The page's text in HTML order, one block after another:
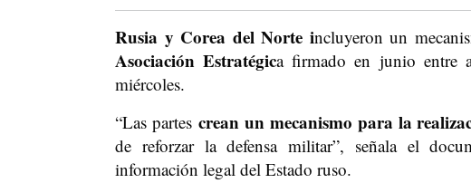
Rusia y Corea del Norte incluyeron un
Asociación Estratégica firmado en junio entre
miércoles.
“Las partes crean un mecanismo para la
de reforzar la defensa militar”, señala el
información legal del Estado ruso.